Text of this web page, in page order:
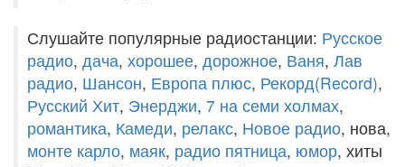
Слушайте популярные радиостанции: Русское
радио, дача, хорошее, дорожное, Ваня, Лав
радио, Шансон, Европа плюс, Рекорд(Record),
Русский Хит, Энерджи, 7 на семи холмах,
романтика, Камеди, релакс, Новое радио, нова,
монте карло, маяк, радио пятница, юмор, хиты